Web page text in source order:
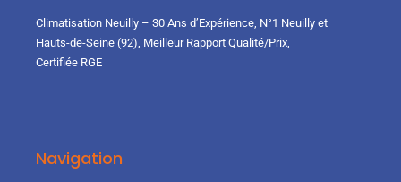
Climatisation Neuilly – 30 Ans d’Expérience, N°1 Neuilly et
Hauts-de-Seine (92), Meilleur Rapport Qualité/Prix,
Certifiée RGE
Navigation